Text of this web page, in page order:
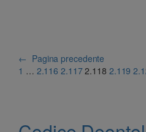
← Pagina precedente
1 … 2.116 2.1172.118 2.119